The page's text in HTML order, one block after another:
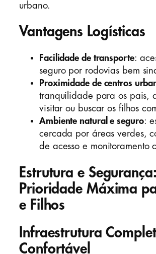
urbano.
Vantagens Logísticas
Facilidade de transporte:
seguro por rodovias bem
Proximidade de centros
tranquilidade para os pais,
visitar ou buscar os filhos
Ambiente natural e seguro:
cercada por áreas verdes,
de acesso e monitoramento
Estrutura e Segurança:
Prioridade Máxima
e Filhos
Infraestrutura
Confortável